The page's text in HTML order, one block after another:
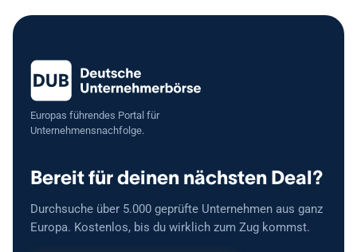
reibungslose Übergabe inklusive ausführlicher Einarbeitung ist
Auf Anfrage (realistische und faire Preisvorstellung vorhanden).
Standort: Nordrhein-Westfalen (zwei Standorte) Ideal für: Baristas
oder Gastronomen mit Unternehmergeist Investoren aus der Food
&amp;amp; Beverage Branche Quereinsteiger
Europas führendes Portal für
Unternehmensnachfolge.
Bereit für deinen nächsten Deal?
Durchsuche über 5.000 geprüfte Unternehmen aus ganz
Europa. Kostenlos, bis du wirklich zum Zug kommst.